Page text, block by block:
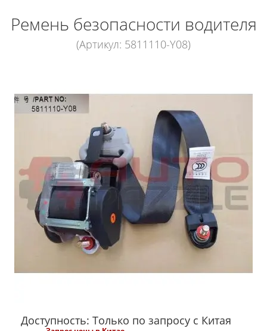
Ремень безопасности водителя
(Артикул: 5811110-Y08)
Доступность: Только по запросу с Китая